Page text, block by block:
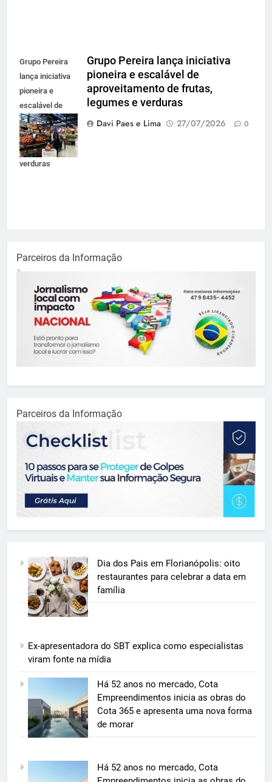
Grupo Pereira
lança iniciativa
pioneira e
escalável de
aproveitamento
de frutas,
legumes e
verduras
Grupo Pereira lança iniciativa
pioneira e escalável de
aproveitamento de frutas,
legumes e verduras
Davi Paes e Lima
27/07/2026 0
Parceiros da Informação
Parceiros da Informação
Dia dos Pais em Florianópolis: oito
restaurantes para celebrar a data em
família
Ex-apresentadora do SBT explica como especialistas
viram fonte na mídia
Há 52 anos no mercado, Cota
Empreendimentos inicia as obras do
Cota 365 e apresenta uma nova forma
de morar
Há 52 anos no mercado, Cota
5
Grupo Pereira lança iniciativa
pioneira e escalável de
aproveitamento de frutas, legumes
ECONOMIA & NEGÓCIOS
BIM transforma a construção civil